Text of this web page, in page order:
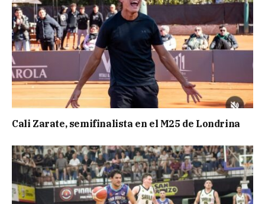
Cali Zarate, semifinalista en el M25 de Londrina